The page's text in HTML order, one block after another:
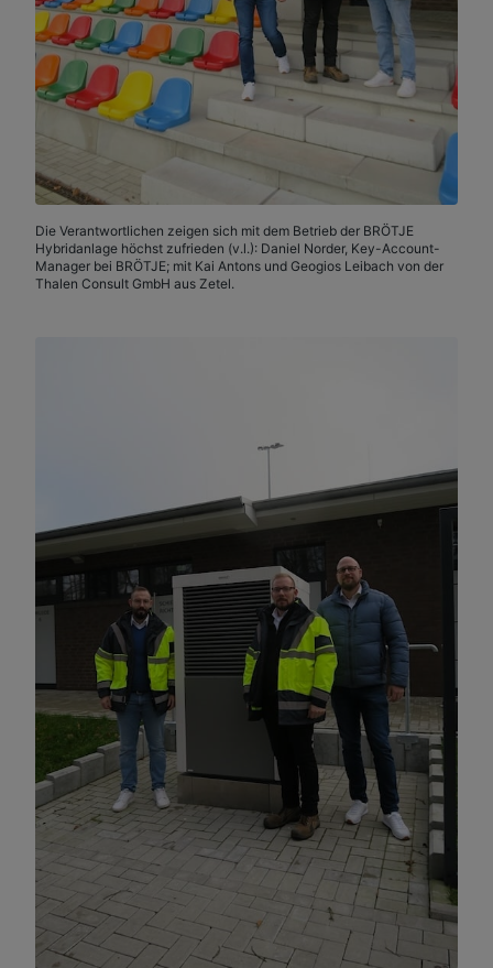
Die Verantwortlichen zeigen sich mit dem Betrieb der BRÖTJE
Hybridanlage höchst zufrieden (v.l.): Daniel Norder, Key-Account-
Manager bei BRÖTJE; mit Kai Antons und Geogios Leibach von der
Thalen Consult GmbH aus Zetel.